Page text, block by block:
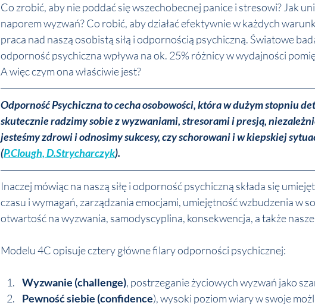
Co zrobić, aby nie poddać się wszechobecnej panice i stresowi? Jak
naporem wyzwań? Co robić, aby działać efektywnie w każdych
praca nad naszą osobistą siłą i odpornością psychiczną. Światowe
odporność psychiczna wpływa na ok. 25% różnicy w wydajności
A więc czym ona właściwie jest?
Odporność Psychiczna to cecha osobowości, która w dużym stopniu
skutecznie radzimy sobie z wyzwaniami, stresorami i presją,
jesteśmy zdrowi i odnosimy sukcesy, czy schorowani i w kiepskiej
(P.Clough, D.Strycharczyk).
Inaczej mówiąc na naszą siłę i odporność psychiczną składa się
czasu i wymagań, zarządzania emocjami, umiejętność wzbudzenia w
otwartość na wyzwania, samodyscyplina, konsekwencja, a także
Modelu 4C opisuje cztery główne filary odporności psychicznej:
Wyzwanie (challenge), postrzeganie życiowych wyzwań jako
Pewność siebie (confidence), wysoki poziom wiary w swoje